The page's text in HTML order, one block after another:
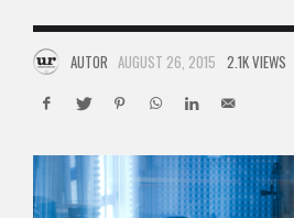
AUTOR AUGUST 26, 2015 2.1K VIEWS